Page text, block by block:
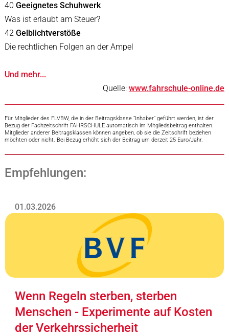
40 Geeignetes Schuhwerk
Was ist erlaubt am Steuer?
42 Gelblichtverstöße
Die rechtlichen Folgen an der Ampel
Und mehr...
Quelle:www.fahrschule-online.de
Für Mitglieder des FLVBW, die in der Beitragsklasse "Inhaber" geführt werden, ist der
Bezug der Fachzeitschrift FAHRSCHULE automatisch im Mitgliedsbeitrag enthalten.
Mitglieder anderer Beitragsklassen können angeben, ob sie die Zeitschrift beziehen
möchten oder nicht. Bei Bezug erhöht sich der Beitrag um derzeit 25 Euro/Jahr.
Empfehlungen:
01.03.2026
Wenn Regeln sterben, sterben
Menschen - Experimente auf Kosten
der Verkehrssicherheit